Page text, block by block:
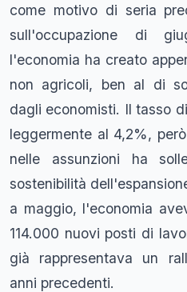
come motivo di seria
sull'occupazione di
l'economia ha creato
non agricoli, ben al di
dagli economisti. Il tasso
leggermente al 4,2%,
nelle assunzioni ha
sostenibilità
a maggio, l'economia
114.000 nuovi posti di
già rappresentava un
anni precedenti.